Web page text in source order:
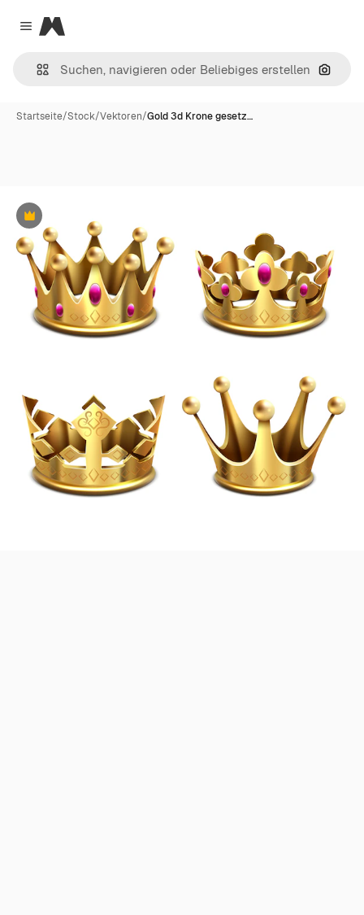
Close menu
Magnific
Nach
Startseite/Stock/Vektoren/Gold 3d Krone gesetz…
Premium